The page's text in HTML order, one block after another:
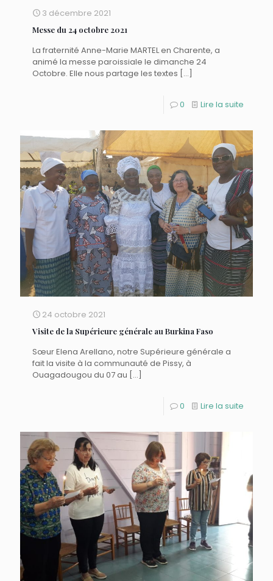
3 décembre 2021
Messe du 24 octobre 2021
La fraternité Anne-Marie MARTEL en Charente, a
animé la messe paroissiale le dimanche 24
Octobre. Elle nous partage les textes […]
0 Lire la suite
24 octobre 2021
Visite de la Supérieure générale au Burkina Faso
Sœur Elena Arellano, notre Supérieure générale a
fait la visite à la communauté de Pissy, à
Ouagadougou du 07 au […]
0 Lire la suite